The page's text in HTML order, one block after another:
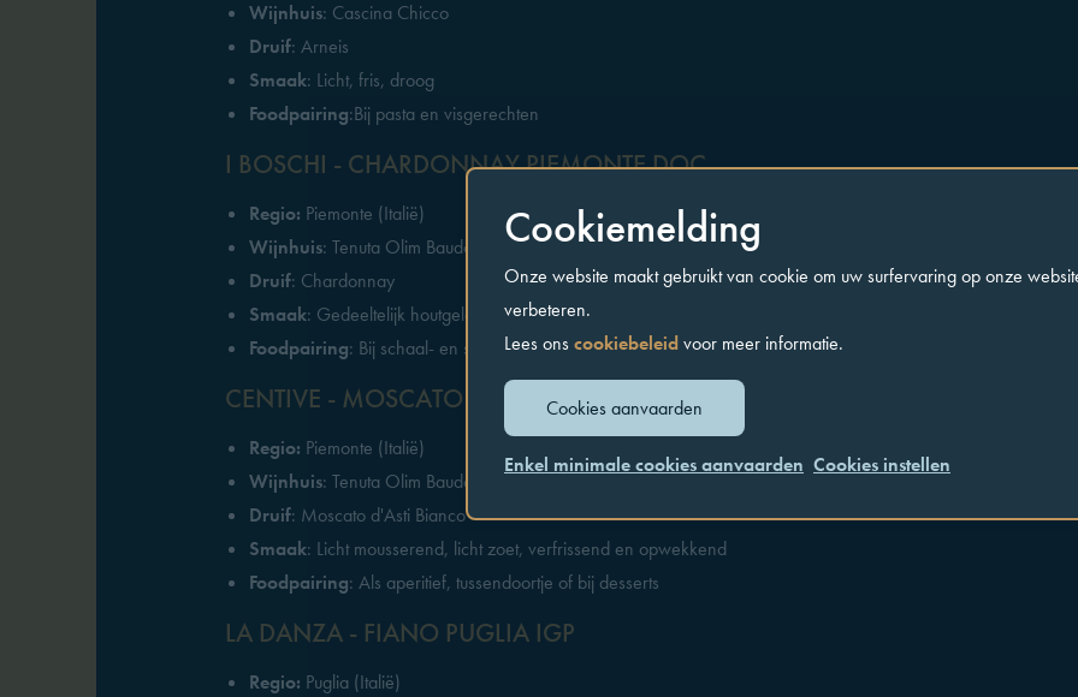
Wijnhuis: Cascina Chicco
Druif: Arneis
Smaak: Licht, fris, droog
Foodpairing:Bij pasta en visgerechten
I BOSCHI - CHARDONNAY PIEMONTE DOC
Regio: Piemonte (Italië)
Wijnhuis: Tenuta Olim Bauda
Druif: Chardonnay
Smaak: Gedeeltelijk houtgelagerd, vol, krachtig en romig, complex en lang
Foodpairing: Bij schaal- en schelpdieren, pizza, pasta, gevogelte, vlees- en visgerechten
CENTIVE - MOSCATO D'ASTI DOCG
Regio: Piemonte (Italië)
Wijnhuis: Tenuta Olim Bauda
Druif: Moscato d'Asti Bianco
Smaak: Licht mousserend, licht zoet, verfrissend en opwekkend
Foodpairing: Als aperitief, tussendoortje of bij desserts
LA DANZA - FIANO PUGLIA IGP
Regio: Puglia (Italië)
Cookiemelding
Onze website maakt gebruikt van cookie om uw surfervaring op onze
verbeteren.
Lees onscookiebeleidvoor meer informatie.
Cookies aanvaarden
Enkel minimale cookies aanvaarden Cookies instellen